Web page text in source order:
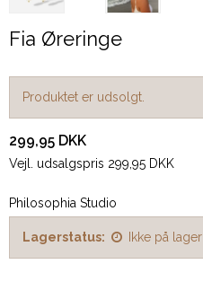
Fia Øreringe
Produktet er udsolgt.
299,95 DKK
Vejl. udsalgspris 299,95 DKK
Philosophia Studio
Lagerstatus: Ikke på lager